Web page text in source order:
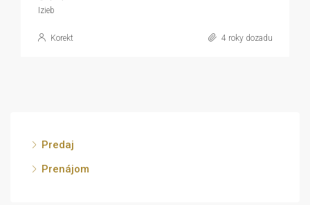
Izieb
Korekt 4 roky dozadu
Predaj
Prenájom